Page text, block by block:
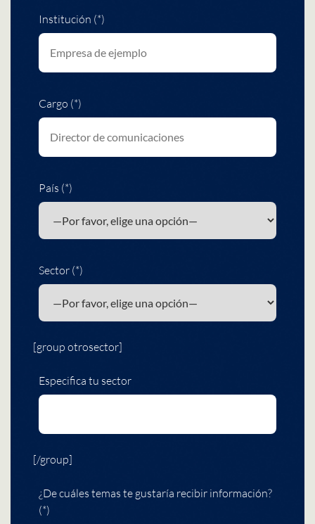
Institución (*)
Cargo (*)
País (*)
Sector (*)
[group otrosector]
Especifica tu sector
[/group]
¿De cuáles temas te gustaría recibir información?
(*)